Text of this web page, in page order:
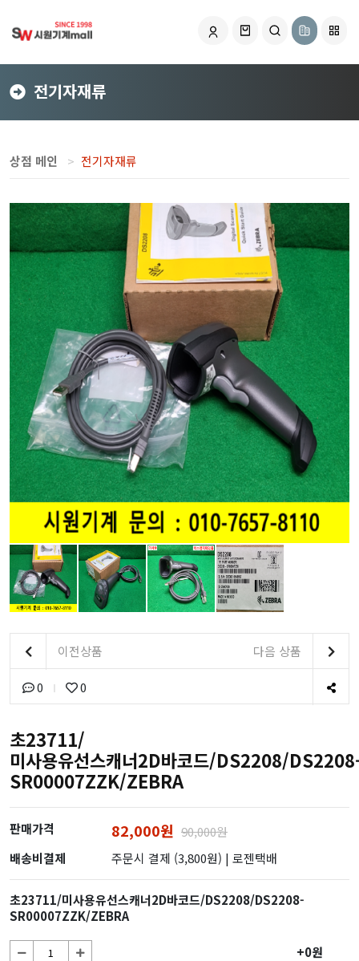
전기자재류
상점 메인 전기자재류
이전상품 다음 상품
0 0
초23711/
미사용유선스캐너2D바코드/DS2208/
SR00007ZZK/ZEBRA
판매가격 82,000원 90,000원
배송비결제
주문시 결제 (3,800원) | 로젠택배
초23711/미사용유선스캐너2D바코드/DS2208/DS2208-
SR00007ZZK/ZEBRA
+0원